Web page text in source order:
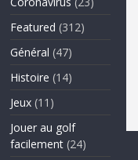
Featured (312)
Général (47)
Histoire (14)
Jeux (11)
Jouer au golf
facilement (24)